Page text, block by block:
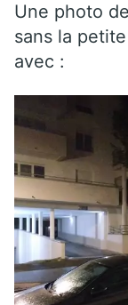
Une photo
sans la
avec :